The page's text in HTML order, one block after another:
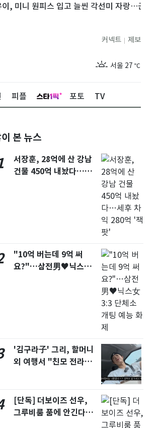
원피스 입고 늘씬 각선미 자랑…근황 공개 [N
제보
커넥트
서울 27 ℃
대전28℃
울산 28
강릉 21℃
제주29 ℃
부산29℃
대구 29℃
인천 29℃
광주 28 ℃
울산 28℃
강릉21℃
피플 포토 TV
본 뉴스
서장훈, 28억에 산 강남
건물 450억 내놨다…세
"10억 버는데 9억 써
요?"…삼전男♥닉스女
'김구라子' 그리, 할머니
외 여행서 "친모 전라도
[단독] 더보이즈 선우,
그루비룸 품에 안긴다…